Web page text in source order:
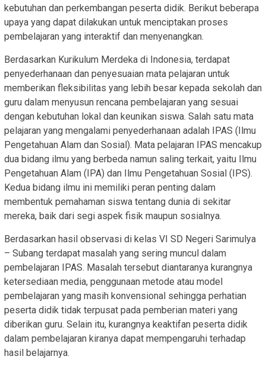
kebutuhan dan perkembangan peserta didik. Berikut beberapa
upaya yang dapat dilakukan untuk menciptakan proses
pembelajaran yang interaktif dan menyenangkan.
Berdasarkan Kurikulum Merdeka di Indonesia, terdapat
penyederhanaan dan penyesuaian mata pelajaran untuk
memberikan fleksibilitas yang lebih besar kepada sekolah dan
guru dalam menyusun rencana pembelajaran yang sesuai
dengan kebutuhan lokal dan keunikan siswa. Salah satu mata
pelajaran yang mengalami penyederhanaan adalah IPAS (Ilmu
Pengetahuan Alam dan Sosial). Mata pelajaran IPAS mencakup
dua bidang ilmu yang berbeda namun saling terkait, yaitu Ilmu
Pengetahuan Alam (IPA) dan Ilmu Pengetahuan Sosial (IPS).
Kedua bidang ilmu ini memiliki peran penting dalam
membentuk pemahaman siswa tentang dunia di sekitar
mereka, baik dari segi aspek fisik maupun sosialnya.
Berdasarkan hasil observasi di kelas VI SD Negeri Sarimulya
– Subang terdapat masalah yang sering muncul dalam
pembelajaran IPAS. Masalah tersebut diantaranya kurangnya
ketersediaan media, penggunaan metode atau model
pembelajaran yang masih konvensional sehingga perhatian
peserta didik tidak terpusat pada pemberian materi yang
diberikan guru. Selain itu, kurangnya keaktifan peserta didik
dalam pembelajaran kiranya dapat mempengaruhi terhadap
hasil belajarnya.